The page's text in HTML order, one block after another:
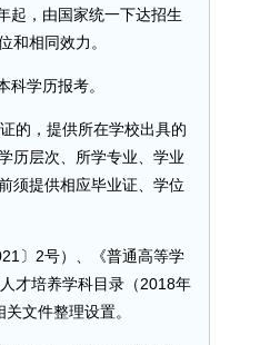
起，由国家统一下达招生
和相同效力。
学历报考。
的，提供所在学校出具的
历层次、所学专业、学业
须提供相应毕业证、学位
〕2号）、《普通高等学
才培养学科目录（2018年
文件整理设置。